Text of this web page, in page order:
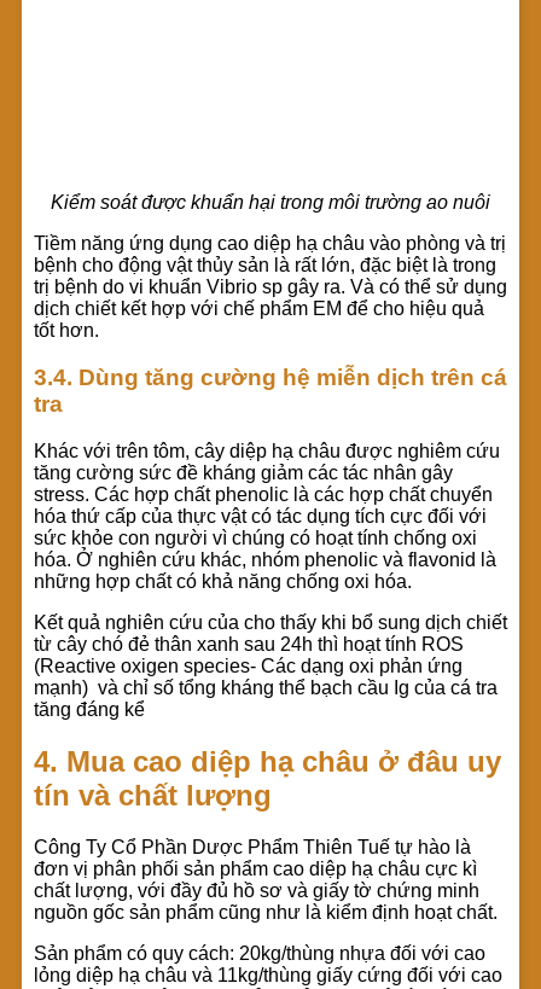
Kiểm soát được khuẩn hại trong môi trường ao nuôi
Tiềm năng ứng dụng cao diệp hạ châu vào phòng và trị
bệnh cho động vật thủy sản là rất lớn, đặc biệt là trong
trị bệnh do vi khuẩn Vibrio sp gây ra. Và có thể sử dụng
dịch chiết kết hợp với chế phẩm EM để cho hiệu quả
tốt hơn.
3.4. Dùng tăng cường hệ miễn dịch trên cá
tra
Khác với trên tôm, cây diệp hạ châu được nghiêm cứu
tăng cường sức đề kháng giảm các tác nhân gây
stress. Các hợp chất phenolic là các hợp chất chuyển
hóa thứ cấp của thực vật có tác dụng tích cực đối với
sức khỏe con người vì chúng có hoạt tính chống oxi
hóa. Ở nghiên cứu khác, nhóm phenolic và flavonid là
những hợp chất có khả năng chống oxi hóa.
Kết quả nghiên cứu của cho thấy khi bổ sung dịch chiết
từ cây chó đẻ thân xanh sau 24h thì hoạt tính ROS
(Reactive oxigen species- Các dạng oxi phản ứng
mạnh) và chỉ số tổng kháng thể bạch cầu Ig của cá tra
tăng đáng kể
4. Mua cao diệp hạ châu ở đâu uy
tín và chất lượng
Công Ty Cổ Phần Dược Phẩm Thiên Tuế tự hào là
đơn vị phân phối sản phẩm cao diệp hạ châu cực kì
chất lượng, với đầy đủ hồ sơ và giấy tờ chứng minh
nguồn gốc sản phẩm cũng như là kiểm định hoạt chất.
Sản phẩm có quy cách: 20kg/thùng nhựa đối với cao
lỏng diệp hạ châu và 11kg/thùng giấy cứng đối với cao